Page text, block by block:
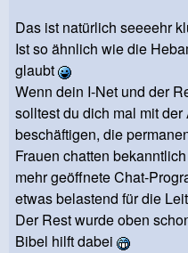
Das ist natürlich seeeehr
Ist so ähnlich wie die
glaubt
Wenn dein I-Net und der
solltest du dich mal mit
beschäftigen, die
Frauen chatten
mehr geöffnete Chat-
etwas belastend für die
Der Rest wurde oben
Bibel hilft dabei